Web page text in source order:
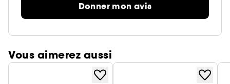
Donner mon avis
Vous aimerez aussi